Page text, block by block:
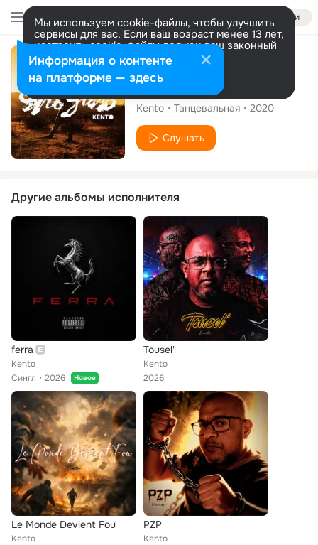
Войти
Мы используем cookie-файлы, чтобы улучшить
сервисы для вас. Если ваш возраст менее 13 лет,
настроить cookie-файлы должен ваш законный
представитель. Больше информации
Разрешить все Настроить
Сингл
Shogun
Kento Танцевальная 2020
Слушать
Другие альбомы исполнителя
ferra
Kento
Сингл
2026 Новое
Tousel'
Kento
2026
Le Monde Devient Fou
Kento
PZP
Kento
Информация о контенте
на платформе — здесь